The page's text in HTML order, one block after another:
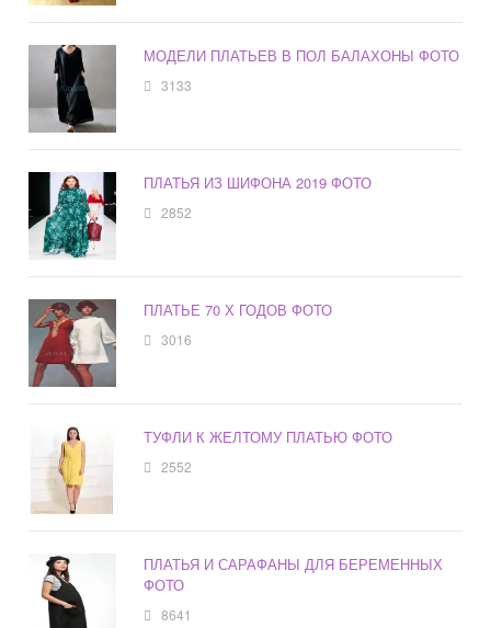
МОДЕЛИ ПЛАТЬЕВ В ПОЛ БАЛАХОНЫ ФОТО
3133
ПЛАТЬЯ ИЗ ШИФОНА 2019 ФОТО
2852
ПЛАТЬЕ 70 Х ГОДОВ ФОТО
3016
ТУФЛИ К ЖЕЛТОМУ ПЛАТЬЮ ФОТО
2552
ПЛАТЬЯ И САРАФАНЫ ДЛЯ БЕРЕМЕННЫХ
ФОТО
8641